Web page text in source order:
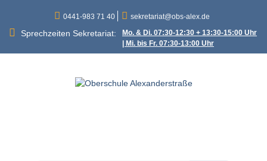
content
0441-983 71 40 sekretariat@obs-alex.de
Sprechzeiten Sekretariat:
Mo. & Di. 07:30-12:30 + 13:30-15:00 Uhr
| Mi. bis Fr. 07:30-13:00 Uhr